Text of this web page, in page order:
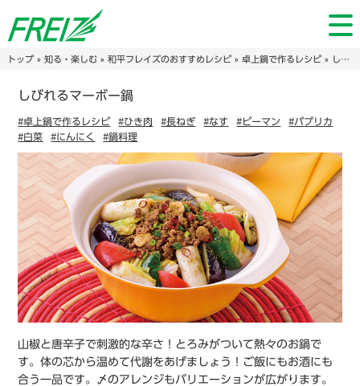
トップ» 知る・楽しむ» 和平フレイズのおすすめレシピ» 卓上鍋で作るレシピ» しびれるマーボー鍋
しびれるマーボー鍋
#卓上鍋で作るレシピ #ひき肉 #長ねぎ #なす #ピーマン
#パプリカ
#白菜
#にんにく #鍋料理
山椒と唐辛子で刺激的な辛さ！とろみがついて熱々のお鍋で
す。体の芯から温めて代謝をあげましょう！ご飯にもお酒にも
合う一品です。〆のアレンジもバリエーションが広がります。